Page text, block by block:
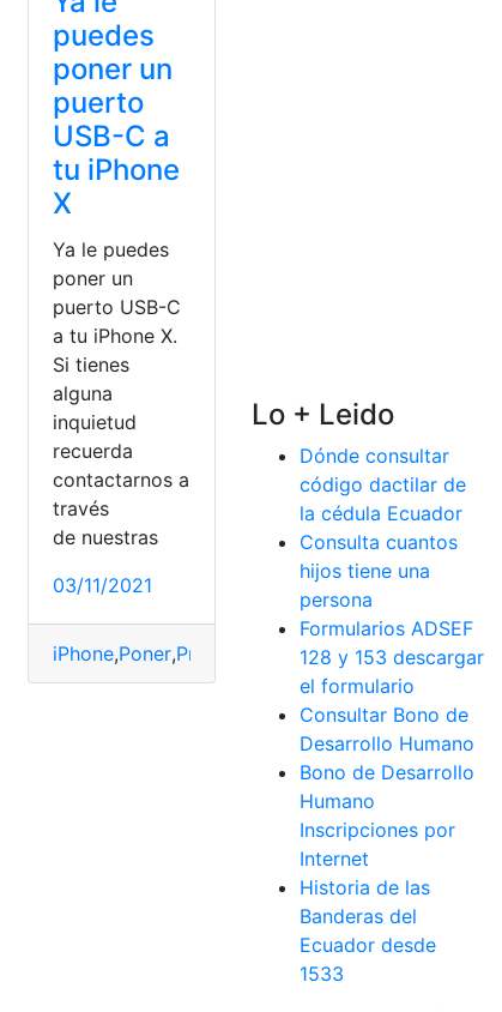
puedes
poner un
puerto
USB-C a
tu iPhone
X
Ya le puedes
poner un
puerto USB-C
a tu iPhone X.
Si tienes
alguna
inquietud
recuerda
contactarnos a
través
de nuestras
03/11/2021
iPhone,Poner,Procesos Puerto, USB-C
Lo + Leido
Dónde consultar
código dactilar de
la cédula Ecuador
Consulta cuantos
hijos tiene una
persona
Formularios ADSEF
128 y 153 descargar
el formulario
Consultar Bono de
Desarrollo Humano
Bono de Desarrollo
Humano
Inscripciones por
Internet
Historia de las
Banderas del
Ecuador desde
1533